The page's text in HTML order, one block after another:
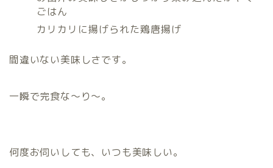
ごはん
カリカリに揚げられた鶏唐揚げ
間違いない美味しさです。
一瞬で完食な〜り〜。
何度お伺いしても、いつも美味しい。